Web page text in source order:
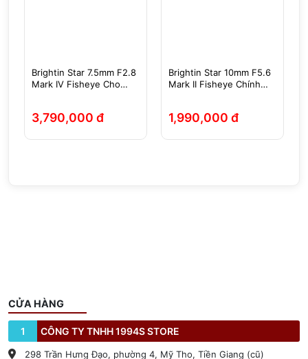
Brightin Star 7.5mm F2.8
Mark IV Fisheye Cho
3,790,000 đ
Brightin Star 10mm F5.6
Mark II Fisheye Chính
1,990,000 đ
CỬA HÀNG
1 CÔNG TY TNHH 1994S STORE
298 Trần Hưng Đạo, phường 4, Mỹ Tho, Tiền Giang (cũ)